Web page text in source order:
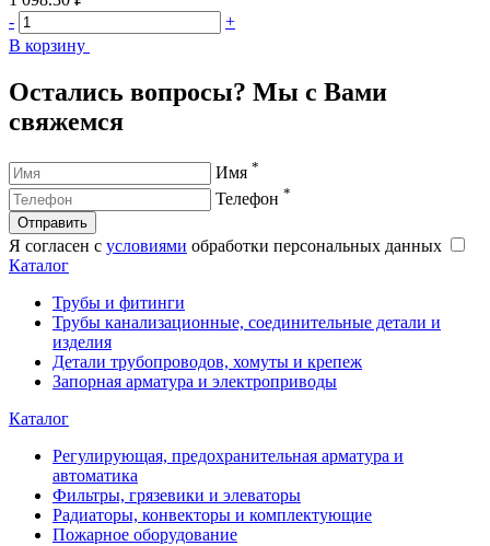
-
+
В корзину
Остались вопросы? Мы с Вами
свяжемся
Имя *
Телефон *
Отправить
Я согласен с условиями обработки персональных данных
Каталог
Трубы и фитинги
Трубы канализационные, соединительные детали и
изделия
Детали трубопроводов, хомуты и крепеж
Запорная арматура и электроприводы
Каталог
Регулирующая, предохранительная арматура и
автоматика
Фильтры, грязевики и элеваторы
Радиаторы, конвекторы и комплектующие
Пожарное оборудование